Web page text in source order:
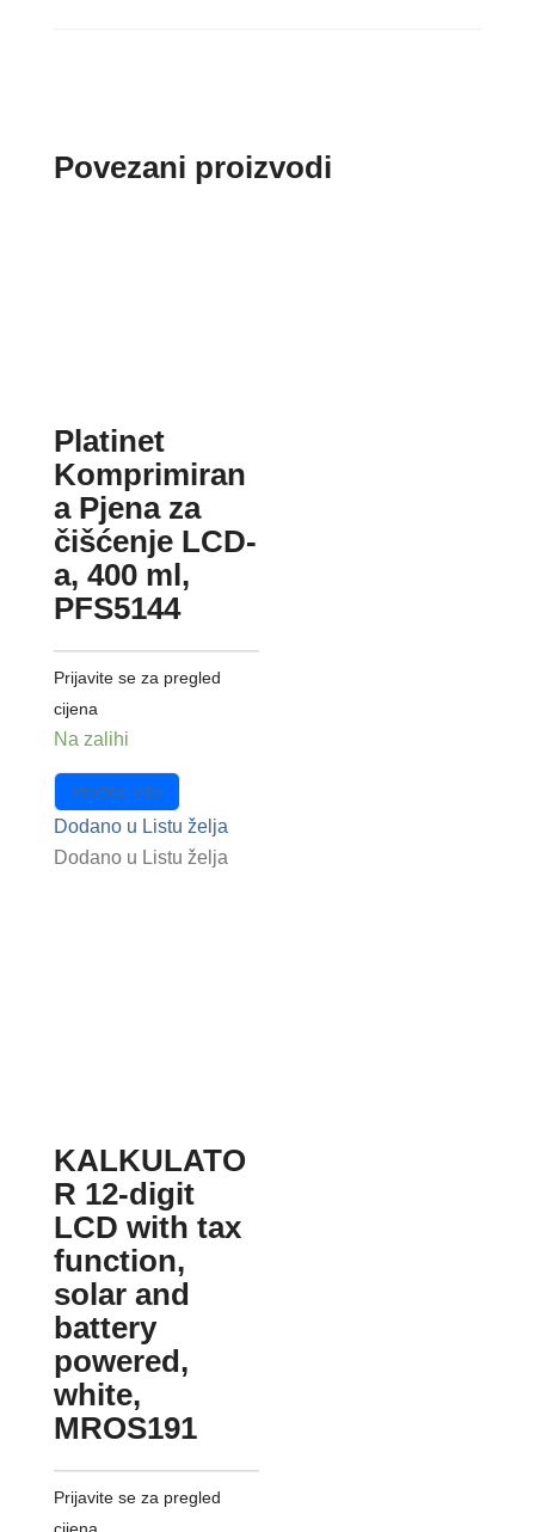
Povezani proizvodi
Platinet
Komprimiran
a Pjena za
čišćenje LCD-
a, 400 ml,
PFS5144
Prijavite se za pregled
cijena
Na zalihi
Pročitaj više
Dodano u Listu želja
Dodano u Listu želja
KALKULATO
R 12-digit
LCD with tax
function,
solar and
battery
powered,
white,
MROS191
Prijavite se za pregled